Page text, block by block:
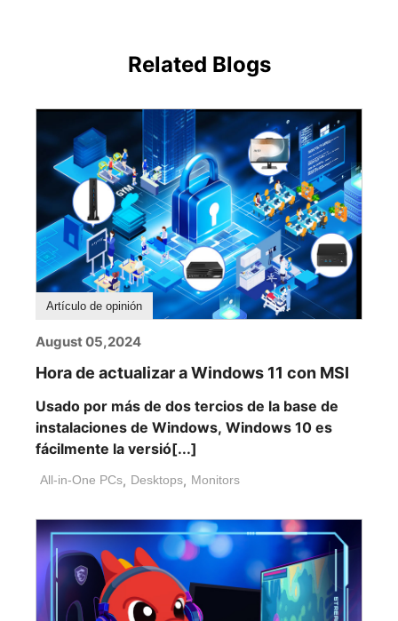
Related Blogs
Artículo de opinión
August 05,2024
Hora de actualizar a Windows 11 con MSI
Usado por más de dos tercios de la base de
instalaciones de Windows, Windows 10 es
fácilmente la versió[...]
All-in-One PCs, Desktops, Monitors